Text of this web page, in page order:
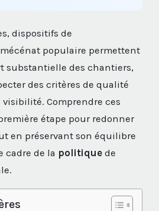
dispositifs de
populaire permettent
substantielle des chantiers,
des critères de qualité
Comprendre ces
étape pour redonner
en préservant son équilibre
cadre de la politique de